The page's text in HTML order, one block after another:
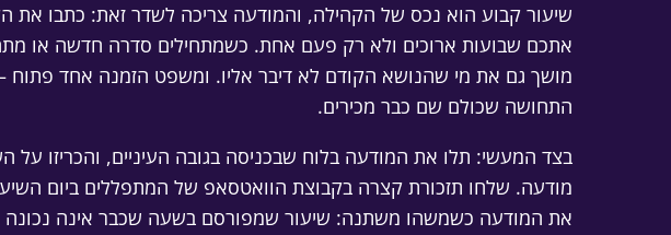
שיעור קבוע הוא נכס של הקהילה, והמודעה צריכה לשדר זאת: כתבו
אתכם שבועות ארוכים ולא רק פעם אחת. כשמתחילים סדרה חדשה או
מושך גם את מי שהנושא הקודם לא דיבר אליו. ומשפט הזמנה אחד
התחושה שכולם שם כבר מכירים.
בצד המעשי: תלו את המודעה בלוח שבכניסה בגובה העיניים, והכריזו
מודעה. שלחו תזכורת קצרה בקבוצת הוואטסאפ של המתפללים ביום
את המודעה כשמשהו משתנה: שיעור שמפורסם בשעה שכבר אינה נכונה